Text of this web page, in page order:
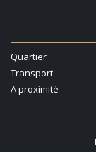
Quartier
Transport
A proximité